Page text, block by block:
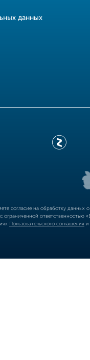
данных
согласие на обработку
ограниченной
Пользовательского соглашения и